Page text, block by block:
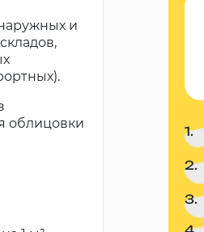
и
облицовки
1.
2.
3.